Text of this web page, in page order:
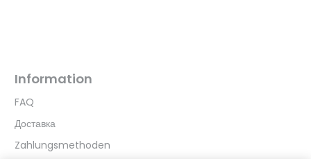
Information
FAQ
Доставка
Zahlungsmethoden